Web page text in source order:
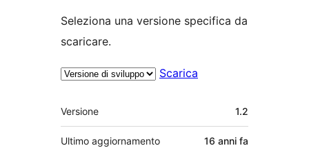
Seleziona una versione specifica da
scaricare.
Scarica
Meta
Versione 1.2
Ultimo aggiornamento 16 anni fa